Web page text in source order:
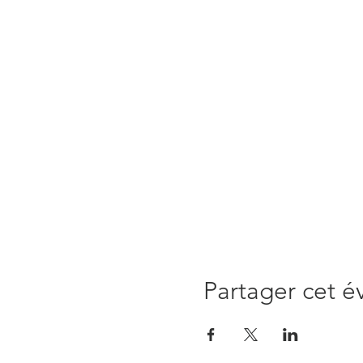
Partager cet